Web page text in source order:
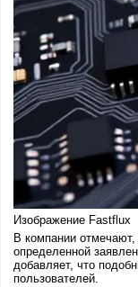
Изображение Fastflux
В компании
определенной
добавляет, что
пользователей.